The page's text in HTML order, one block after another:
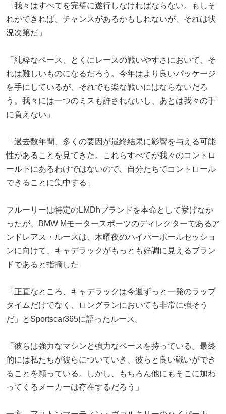
「我々はすべてを完璧に遂行しなければならない。もしそ
れができれば、チャンスがあるかもしれないが、それは状
況次第だ」
「純粋なペース、とくにレースの戦いやすさにおいて、そ
れは難しいものになるだろう。今年はより良いパッケージ
を手にしているが、それでも楽な戦いにはならないだろ
う。我々には一つのミスも許されないし、あとは我々の手
に負えない」
「過去数年間、多くの要因が最終結果に影響を与える可能
性があることを見てきた。これらすべてが我々のコントロ
ール下にあるわけではないので、自分たちでコントロール
できることに集中する」
フルーリーは特定のLMDhブランドを本命として挙げなか
ったが、BMW Mモータースポーツのディレクターであるア
ンドレアス・ルースは、木曜夜のハイパーポールセッショ
ンに向けて、キャデラックがもっとも好調に見えるブラン
ドであると指摘した
「正直なところ、キャデラックは今週ずっと一発のラップ
タイムだけでなく、ロングランにおいても非常に強そう
だ」とSportscar365に語ったルース。
「彼らは強力なマシンと強力なペースを持っている。最終
的には私たちが彼らについていき、彼らと良い戦いができ
ることを願っている。しかし、もちろん他にもそこに加わ
ってくるメーカーは存在するだろう」